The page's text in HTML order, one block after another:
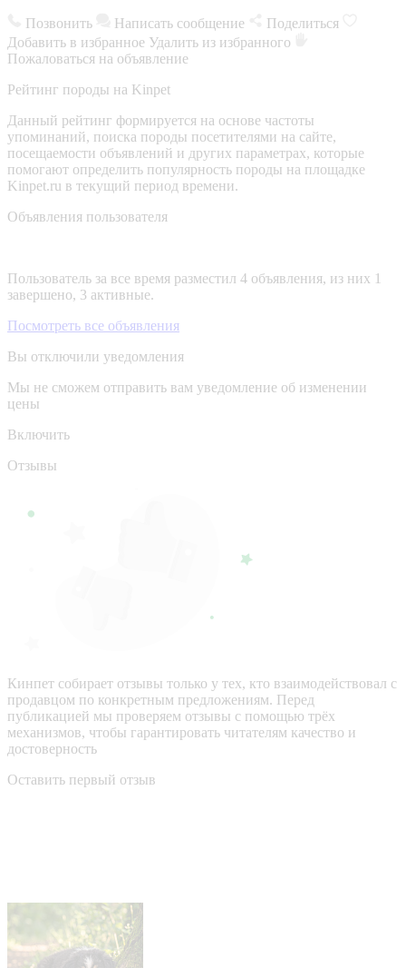
Позвонить Написать сообщение
Поделиться
Добавить в избранное Удалить из избранного
Пожаловаться на объявление
Рейтинг породы на Kinpet
Данный рейтинг формируется на основе частоты
упоминаний, поиска породы посетителями на сайте,
посещаемости объявлений и других параметрах, которые
помогают определить популярность породы на площадке
Kinpet.ru в текущий период времени.
Объявления пользователя
Пользователь за все время разместил 4 объявления, из них 1
завершено, 3 активные.
Посмотреть все объявления
Вы отключили уведомления
Мы не сможем отправить вам уведомление об изменении
цены
Включить
Отзывы
Кинпет собирает отзывы только у тех, кто взаимодействовал с
продавцом по конкретным предложениям. Перед
публикацией мы проверяем отзывы с помощью трёх
механизмов, чтобы гарантировать читателям качество и
достоверность
Оставить первый отзыв